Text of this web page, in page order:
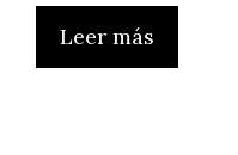
Leer más